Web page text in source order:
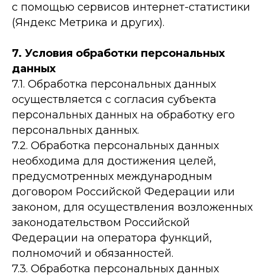
с помощью сервисов интернет-статистики
(Яндекс Метрика и других).
7. Условия обработки персональных
данных
7.1. Обработка персональных данных
осуществляется с согласия субъекта
персональных данных на обработку его
персональных данных.
7.2. Обработка персональных данных
необходима для достижения целей,
предусмотренных международным
договором Российской Федерации или
законом, для осуществления возложенных
законодательством Российской
Федерации на оператора функций,
полномочий и обязанностей.
7.3. Обработка персональных данных